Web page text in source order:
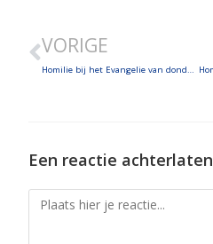
VORIGE
Homilie bij het Evangelie van donderdag 27 februari 2025 – Mc 9, 41-50
Een reactie achterlaten